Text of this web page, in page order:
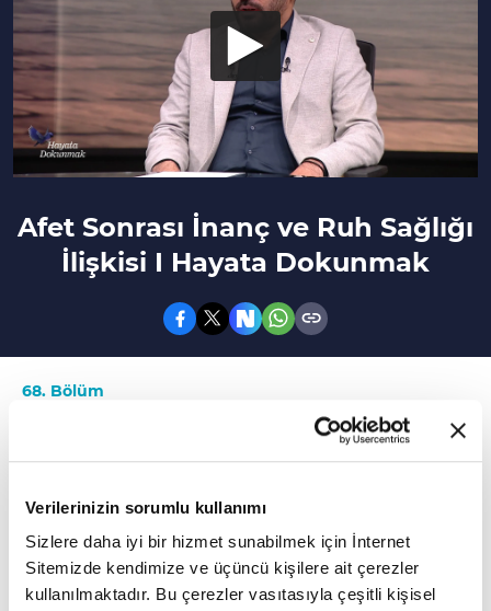
Verilerinizin sorumlu kullanımı
Sizlere daha iyi bir hizmet sunabilmek için İnternet
Sitemizde kendimize ve üçüncü kişilere ait çerezler
kullanılmaktadır. Bu çerezler vasıtasıyla çeşitli kişisel
Afet Sonrası İnanç ve Ruh Sağlığı
İlişkisi I Hayata Dokunmak
68. Bölüm
Gençlerin inanç dünyasında deprem nasıl
algılanıyor?
neler yapılıyor? Gençlerin inanç dünyasında
deprem nasıl algılanıyor? Afet durumlarında